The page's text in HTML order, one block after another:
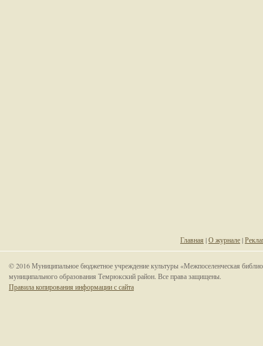
Главная |О журнале|
© 2016 Муниципальное бюджетное учреждение культуры «Межпоселенческая
муниципального образования Темрюкский район. Все права защищены.
Правила копирования информации с сайта